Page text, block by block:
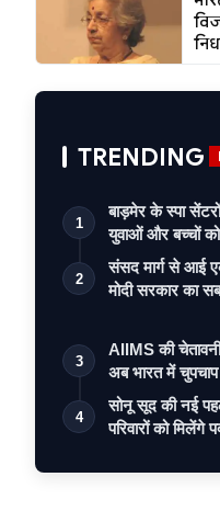
TRENDING
1
बाड़मेर के स्पा
युवाओं और बच्चों
2
संसद मार्ग से आई
मोदी सरकार का
3
AIIMS की
अब भारत में
4
सोनू सूद की नई
परिवारों को मिलेंगे